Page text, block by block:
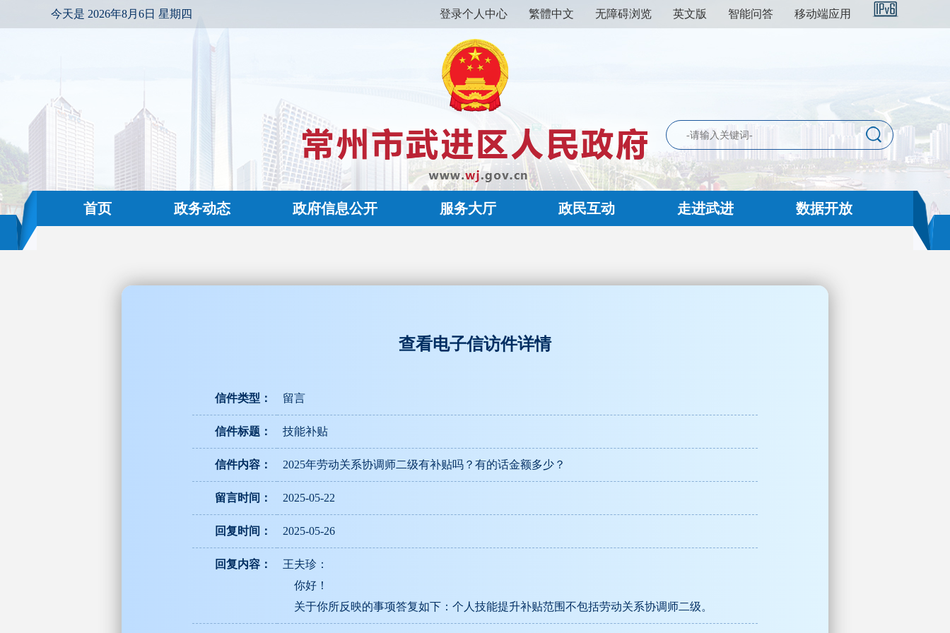
今天是 2026年8月6日 星期四 登录个人中心 繁體中文 无障碍浏览 英文版 智能问答 移动端应用
首页 政务动态 政府信息公开 服务大厅 政民互动 走进武进 数据开放
查看电子信访件详情
信件类型： 留言
信件标题： 技能补贴
信件内容： 2025年劳动关系协调师二级有补贴吗？有的话金额多少？
留言时间： 2025-05-22
回复时间： 2025-05-26
回复内容：
王夫珍：
你好！
关于你所反映的事项答复如下：个人技能提升补贴范围不包括劳动关系协调师二级。